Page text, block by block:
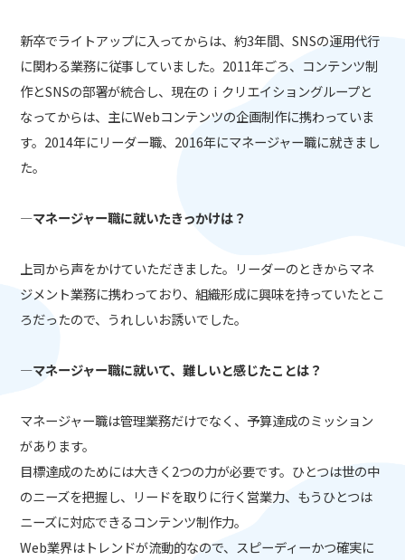
新卒でライトアップに入ってからは、約3年間、SNSの運用代行
に関わる業務に従事していました。2011年ごろ、コンテンツ制
作とSNSの部署が統合し、現在のｉクリエイショングループと
なってからは、主にWebコンテンツの企画制作に携わっていま
す。2014年にリーダー職、2016年にマネージャー職に就きまし
た。
―マネージャー職に就いたきっかけは？
上司から声をかけていただきました。リーダーのときからマネ
ジメント業務に携わっており、組織形成に興味を持っていたとこ
ろだったので、うれしいお誘いでした。
―マネージャー職に就いて、難しいと感じたことは？
マネージャー職は管理業務だけでなく、予算達成のミッション
があります。
目標達成のためには大きく2つの力が必要です。ひとつは世の中
のニーズを把握し、リードを取りに行く営業力、もうひとつは
ニーズに対応できるコンテンツ制作力。
Web業界はトレンドが流動的なので、スピーディーかつ確実に